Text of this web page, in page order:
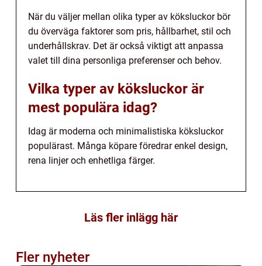
När du väljer mellan olika typer av köksluckor bör
du överväga faktorer som pris, hållbarhet, stil och
underhållskrav. Det är också viktigt att anpassa
valet till dina personliga preferenser och behov.
Vilka typer av köksluckor är
mest populära idag?
Idag är moderna och minimalistiska köksluckor
populärast. Många köpare föredrar enkel design,
rena linjer och enhetliga färger.
Läs fler inlägg här
Fler nyheter